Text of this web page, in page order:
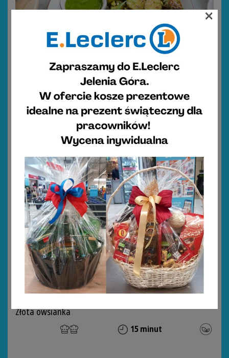
Pieczone młode ziemniaki z pesto i pistacjami
4 35 minut
Złota owsianka
15 minut
×